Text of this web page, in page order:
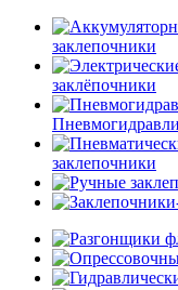
заклепочники
заклёпочники
заклепочники